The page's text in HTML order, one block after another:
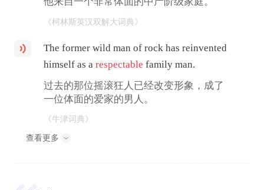
《柯林斯英汉双解大词典》
The former wild man of rock has reinvented
himself as arespectable family man.
过去的那位摇滚狂人已经改变形象，成了
一位体面的爱家的男人。
《牛津词典》
查看更多